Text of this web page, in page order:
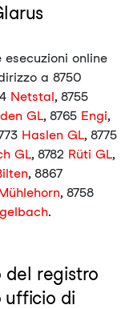
online
a 8750
Netstal, 8755
GL, 8765 Engi,
Haslen GL, 8775
GL, 8782 Rüti GL,
, 8867
, 8758
.
del registro
ufficio di